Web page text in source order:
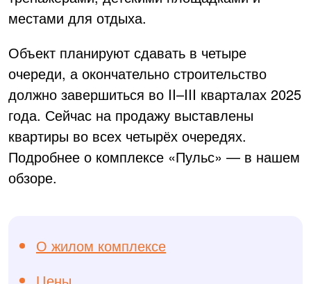
местами для отдыха.
Объект планируют сдавать в четыре
очереди, а окончательно строительство
должно завершиться во II–III кварталах 2025
года. Сейчас на продажу выставлены
квартиры во всех четырёх очередях.
Подробнее о комплексе «Пульс» — в нашем
обзоре.
О жилом комплексе
Цены